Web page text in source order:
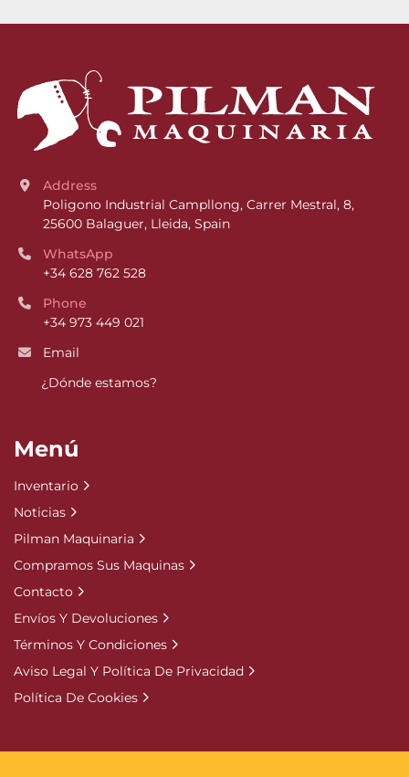
Address
Poligono Industrial Campllong, Carrer Mestral, 8,
25600 Balaguer, Lleida, Spain
WhatsApp
+34 628 762 528
Phone
+34 973 449 021
Email
¿Dónde estamos?
Menú
Inventario
Noticias
Pilman Maquinaria
Compramos Sus Maquinas
Contacto
Envíos Y Devoluciones
Términos Y Condiciones
Aviso Legal Y Política De Privacidad
Política De Cookies